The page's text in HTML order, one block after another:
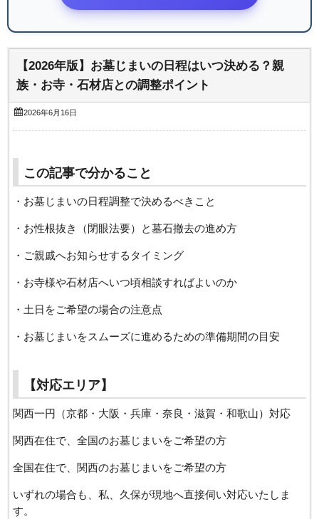
【2026年版】お墓じまいの日程はいつ決める？親
族・お寺・石材店との調整ポイント
2026年6月16日
この記事で分かること
・お墓じまいの日程調整で決めるべきこと
・お性根抜き（閉眼法要）と墓石撤去の進め方
・ご親戚へお知らせするタイミング
・お寺様や石材店へいつ頃相談すればよいのか
・土日をご希望の場合の注意点
・お墓じまいをスムーズに進めるための準備期間の目安
【対応エリア】
関西一円（京都・大阪・兵庫・奈良・滋賀・和歌山）対応
関西在住で、全国のお墓じまいをご希望の方
全国在住で、関西のお墓じまいをご希望の方
いずれの場合も、私、久保が現地へ直接伺い対応いたしま
す。